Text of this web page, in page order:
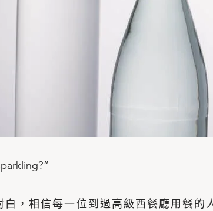
白，相信每一位到過高級西餐廳用餐的